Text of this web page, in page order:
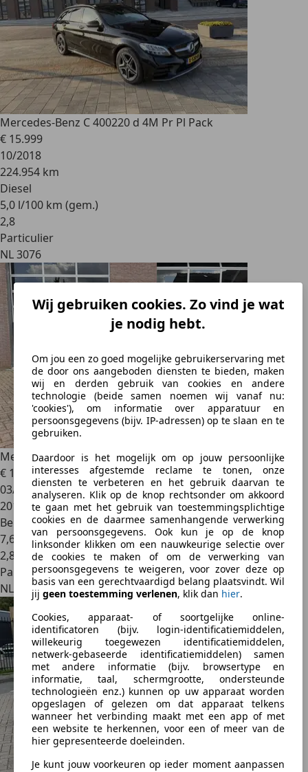
Wij gebruiken cookies. Zo vind je wat
je nodig hebt.
Om jou een zo goed mogelijke gebruikerservaring met
de door ons aangeboden diensten te bieden, maken
wij en derden gebruik van cookies en andere
technologie (beide samen noemen wij vanaf nu:
'cookies'), om informatie over apparatuur en
persoonsgegevens (bijv. IP-adressen) op te slaan en te
gebruiken.
Daardoor is het mogelijk om op jouw persoonlijke
interesses afgestemde reclame te tonen, onze
diensten te verbeteren en het gebruik daarvan te
analyseren. Klik op de knop rechtsonder om akkoord
te gaan met het gebruik van toestemmingsplichtige
cookies en de daarmee samenhangende verwerking
van persoonsgegevens. Ook kun je op de knop
linksonder klikken om een nauwkeurige selectie over
de cookies te maken of om de verwerking van
persoonsgegevens te weigeren, voor zover deze op
basis van een gerechtvaardigd belang plaatsvindt. Wil
jij geen toestemming verlenen, klik dan hier.
Cookies, apparaat- of soortgelijke online-
identificatoren (bijv. login-identificatiemiddelen,
willekeurig toegewezen identificatiemiddelen,
netwerk-gebaseerde identificatiemiddelen) samen
met andere informatie (bijv. browsertype en
informatie, taal, schermgrootte, ondersteunde
technologieën enz.) kunnen op uw apparaat worden
opgeslagen of gelezen om dat apparaat telkens
wanneer het verbinding maakt met een app of met
een website te herkennen, voor een of meer van de
hier gepresenteerde doeleinden.
Je kunt jouw voorkeuren op ieder moment aanpassen
Mercedes-Benz C 400220 d 4M Pr Pl Pack
€ 15.999
10/2018
224.954 km
Diesel
5,0 l/100 km (gem.)
2,8
Particulier
NL 3076
Mercedes-Benz C 400 Prestige
€ 18.450
03/2015
201.750 km
Benzine
7,6 l/100 km (gem.)
2,8
Particulier
NL 4264RH